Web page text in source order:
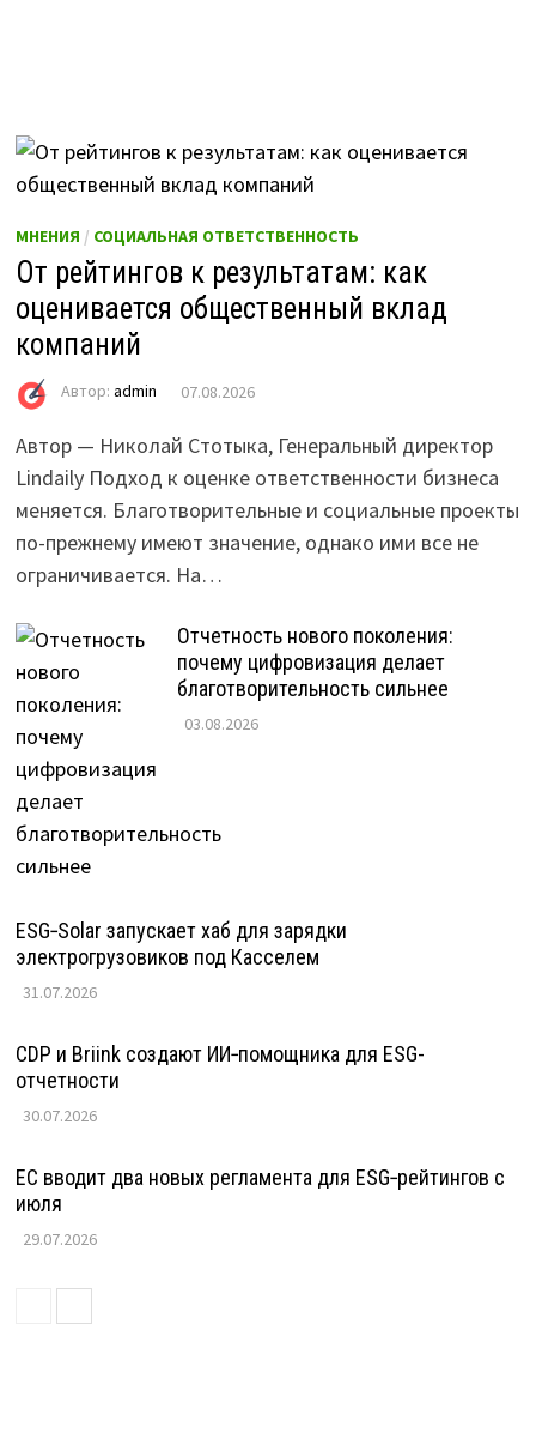
МНЕНИЯ / СОЦИАЛЬНАЯ ОТВЕТСТВЕННОСТЬ
От рейтингов к результатам: как
оценивается общественный вклад
компаний
Автор: admin 07.08.2026
Автор — Николай Стотыка, Генеральный директор
Lindaily Подход к оценке ответственности бизнеса
меняется. Благотворительные и социальные проекты
по-прежнему имеют значение, однако ими все не
ограничивается. На…
Отчетность нового поколения:
почему цифровизация делает
благотворительность сильнее
03.08.2026
ESG‑Solar запускает хаб для зарядки
электрогрузовиков под Касселем
31.07.2026
CDP и Briink создают ИИ‑помощника для ESG-
отчетности
30.07.2026
ЕС вводит два новых регламента для ESG‑рейтингов с
июля
29.07.2026